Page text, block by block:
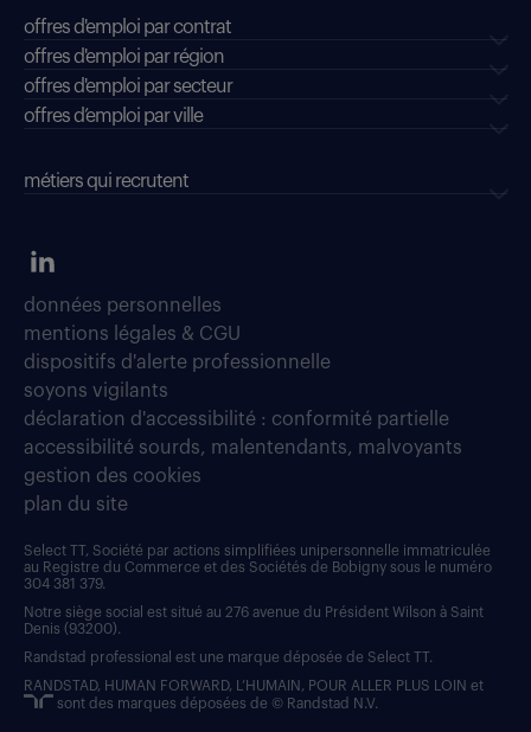
offres d'emploi par contrat
offres d'emploi par région
offres d'emploi par secteur
offres d’emploi par ville
métiers qui recrutent
données personnelles
mentions légales & CGU
dispositifs d'alerte professionnelle
soyons vigilants
déclaration d'accessibilité : conformité partielle
accessibilité sourds, malentendants, malvoyants
gestion des cookies
plan du site
Select TT, Société par actions simplifiées unipersonnelle immatriculée
au Registre du Commerce et des Sociétés de Bobigny sous le numéro
304 381 379.
Notre siège social est situé au 276 avenue du Président Wilson à Saint
Denis (93200).
Randstad professional est une marque déposée de Select TT.
RANDSTAD, HUMAN FORWARD, L’HUMAIN, POUR ALLER PLUS LOIN et
sont des marques déposées de © Randstad N.V.